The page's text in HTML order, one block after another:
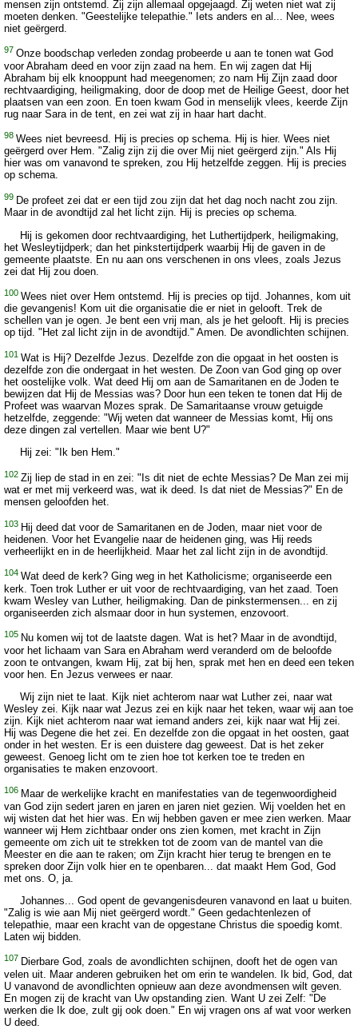
mensen zijn ontstemd. Zij zijn allemaal opgejaagd. Zij weten niet wat zij
moeten denken. "Geestelijke telepathie." Iets anders en al... Nee, wees
niet geërgerd.
97 Onze boodschap verleden zondag probeerde u aan te tonen wat God
voor Abraham deed en voor zijn zaad na hem. En wij zagen dat Hij
Abraham bij elk knooppunt had meegenomen; zo nam Hij Zijn zaad door
rechtvaardiging, heiligmaking, door de doop met de Heilige Geest, door het
plaatsen van een zoon. En toen kwam God in menselijk vlees, keerde Zijn
rug naar Sara in de tent, en zei wat zij in haar hart dacht.
98 Wees niet bevreesd. Hij is precies op schema. Hij is hier. Wees niet
geërgerd over Hem. "Zalig zijn zij die over Mij niet geërgerd zijn." Als Hij
hier was om vanavond te spreken, zou Hij hetzelfde zeggen. Hij is precies
op schema.
99 De profeet zei dat er een tijd zou zijn dat het dag noch nacht zou zijn.
Maar in de avondtijd zal het licht zijn. Hij is precies op schema.
Hij is gekomen door rechtvaardiging, het Luthertijdperk, heiligmaking,
het Wesleytijdperk; dan het pinkstertijdperk waarbij Hij de gaven in de
gemeente plaatste. En nu aan ons verschenen in ons vlees, zoals Jezus
zei dat Hij zou doen.
100 Wees niet over Hem ontstemd. Hij is precies op tijd. Johannes, kom uit
die gevangenis! Kom uit die organisatie die er niet in gelooft. Trek de
schellen van je ogen. Je bent een vrij man, als je het gelooft. Hij is precies
op tijd. "Het zal licht zijn in de avondtijd." Amen. De avondlichten schijnen.
101 Wat is Hij? Dezelfde Jezus. Dezelfde zon die opgaat in het oosten is
dezelfde zon die ondergaat in het westen. De Zoon van God ging op over
het oostelijke volk. Wat deed Hij om aan de Samaritanen en de Joden te
bewijzen dat Hij de Messias was? Door hun een teken te tonen dat Hij de
Profeet was waarvan Mozes sprak. De Samaritaanse vrouw getuigde
hetzelfde, zeggende: "Wij weten dat wanneer de Messias komt, Hij ons
deze dingen zal vertellen. Maar wie bent U?"
Hij zei: "Ik ben Hem."
102 Zij liep de stad in en zei: "Is dit niet de echte Messias? De Man zei mij
wat er met mij verkeerd was, wat ik deed. Is dat niet de Messias?" En de
mensen geloofden het.
103 Hij deed dat voor de Samaritanen en de Joden, maar niet voor de
heidenen. Voor het Evangelie naar de heidenen ging, was Hij reeds
verheerlijkt en in de heerlijkheid. Maar het zal licht zijn in de avondtijd.
104 Wat deed de kerk? Ging weg in het Katholicisme; organiseerde een
kerk. Toen trok Luther er uit voor de rechtvaardiging, van het zaad. Toen
kwam Wesley van Luther, heiligmaking. Dan de pinkstermensen... en zij
organiseerden zich alsmaar door in hun systemen, enzovoort.
105 Nu komen wij tot de laatste dagen. Wat is het? Maar in de avondtijd,
voor het lichaam van Sara en Abraham werd veranderd om de beloofde
zoon te ontvangen, kwam Hij, zat bij hen, sprak met hen en deed een teken
voor hen. En Jezus verwees er naar.
Wij zijn niet te laat. Kijk niet achterom naar wat Luther zei, naar wat
Wesley zei. Kijk naar wat Jezus zei en kijk naar het teken, waar wij aan toe
zijn. Kijk niet achterom naar wat iemand anders zei, kijk naar wat Hij zei.
Hij was Degene die het zei. En dezelfde zon die opgaat in het oosten, gaat
onder in het westen. Er is een duistere dag geweest. Dat is het zeker
geweest. Genoeg licht om te zien hoe tot kerken toe te treden en
organisaties te maken enzovoort.
106 Maar de werkelijke kracht en manifestaties van de tegenwoordigheid
van God zijn sedert jaren en jaren en jaren niet gezien. Wij voelden het en
wij wisten dat het hier was. En wij hebben gaven er mee zien werken. Maar
wanneer wij Hem zichtbaar onder ons zien komen, met kracht in Zijn
gemeente om zich uit te strekken tot de zoom van de mantel van die
Meester en die aan te raken; om Zijn kracht hier terug te brengen en te
spreken door Zijn volk hier en te openbaren... dat maakt Hem God, God
met ons. O, ja.
Johannes... God opent de gevangenisdeuren vanavond en laat u buiten.
"Zalig is wie aan Mij niet geërgerd wordt." Geen gedachtenlezen of
telepathie, maar een kracht van de opgestane Christus die spoedig komt.
Laten wij bidden.
107 Dierbare God, zoals de avondlichten schijnen, dooft het de ogen van
velen uit. Maar anderen gebruiken het om erin te wandelen. Ik bid, God, dat
U vanavond de avondlichten opnieuw aan deze avondmensen wilt geven.
En mogen zij de kracht van Uw opstanding zien. Want U zei Zelf: "De
werken die Ik doe, zult gij ook doen." En wij vragen ons af wat voor werken
U deed.